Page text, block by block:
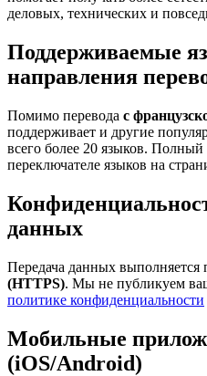
деловых, технических и
Поддерживаемые
направления
Помимо перевода с
поддерживает и другие
всего более 20 языков. Полный
переключателе языков на
данных
Передача данных выполняется
(HTTPS). Мы не публикуем
политике конфиденциальности
Мобильные
(iOS/Android)